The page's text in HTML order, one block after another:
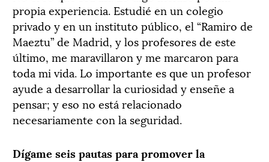
propia experiencia. Estudié en un colegio
privado y en un instituto público, el “Ramiro de
Maeztu” de Madrid, y los profesores de este
último, me maravillaron y me marcaron para
toda mi vida. Lo importante es que un profesor
ayude a desarrollar la curiosidad y enseñe a
pensar; y eso no está relacionado
necesariamente con la seguridad.
Dígame seis pautas para promover la